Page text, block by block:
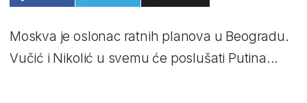
Moskva je oslonac ratnih planova u Beogradu.
Vučić i Nikolić u svemu će poslušati Putina...